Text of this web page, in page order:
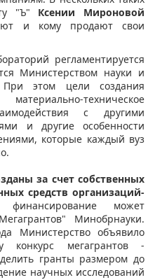
"Ъ" Ксении Мироновой
и кому продают свои
регламентируется
Министерством науки и
этом цели создания
техническое
с другими
и другие особенности
которые каждый вуз
за счет собственных
средств организаций-
может
Минобрнауки.
Министерство объявило
мегагрантов -
гранты размером до
научных исследований